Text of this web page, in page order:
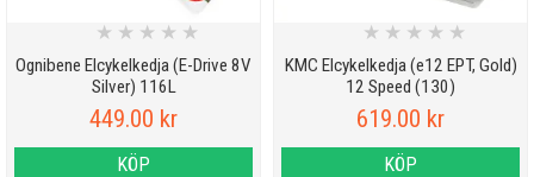
Ognibene Elcykelkedja (E-Drive 8V
Silver) 116L
★ ★ ★ ★ ★
449.00 kr
KÖP
KMC Elcykelkedja (e12 EPT, Gold)
12 Speed (130)
★ ★ ★ ★ ★
619.00 kr
KÖP